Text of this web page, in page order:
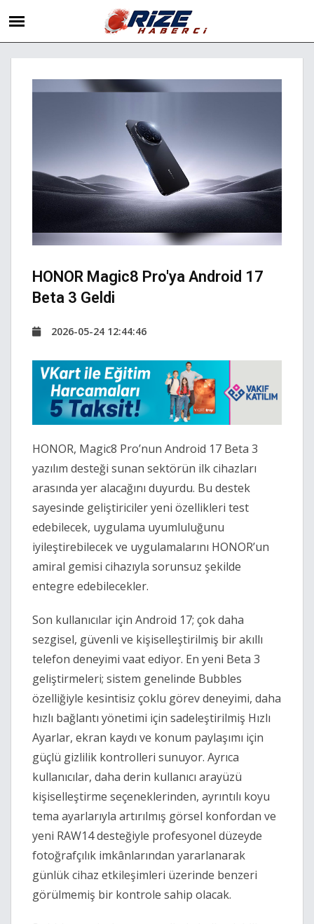
HONOR Magic8 Pro'ya Android 17
Beta 3 Geldi
2026-05-24 12:44:46
HONOR, Magic8 Pro’nun Android 17 Beta 3
yazılım desteği sunan sektörün ilk cihazları
arasında yer alacağını duyurdu. Bu destek
sayesinde geliştiriciler yeni özellikleri test
edebilecek, uygulama uyumluluğunu
iyileştirebilecek ve uygulamalarını HONOR’un
amiral gemisi cihazıyla sorunsuz şekilde
entegre edebilecekler.
Son kullanıcılar için Android 17; çok daha
sezgisel, güvenli ve kişiselleştirilmiş bir akıllı
telefon deneyimi vaat ediyor. En yeni Beta 3
geliştirmeleri; sistem genelinde Bubbles
özelliğiyle kesintisiz çoklu görev deneyimi, daha
hızlı bağlantı yönetimi için sadeleştirilmiş Hızlı
Ayarlar, ekran kaydı ve konum paylaşımı için
güçlü gizlilik kontrolleri sunuyor. Ayrıca
kullanıcılar, daha derin kullanıcı arayüzü
kişiselleştirme seçeneklerinden, ayrıntılı koyu
tema ayarlarıyla artırılmış görsel konfordan ve
yeni RAW14 desteğiyle profesyonel düzeyde
fotoğrafçılık imkânlarından yararlanarak
günlük cihaz etkileşimleri üzerinde benzeri
görülmemiş bir kontrole sahip olacak.